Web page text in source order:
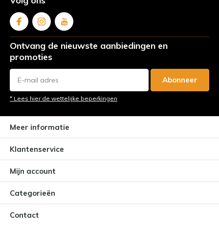
Ontvang de nieuwste aanbiedingen en
promoties
Abonneer
* Lees hier de wettelijke beperkingen
Meer informatie
Klantenservice
Mijn account
Categorieën
Contact